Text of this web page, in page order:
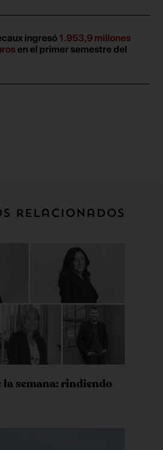
ingresó 1.953,9 millones
en el primer semestre del
relacionados
la semana: rindiendo